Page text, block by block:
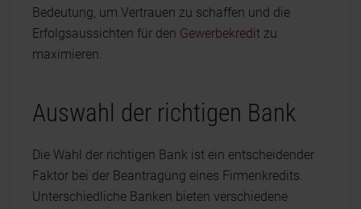
Bedeutung, um Vertrauen zu schaffen und die
Erfolgsaussichten für den Gewerbekredit zu
maximieren.
Auswahl der richtigen Bank
Die Wahl der richtigen Bank ist ein entscheidender
Faktor bei der Beantragung eines Firmenkredits.
Unterschiedliche Banken bieten verschiedene